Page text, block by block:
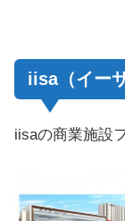
iisa（イー
iisaの商業施設